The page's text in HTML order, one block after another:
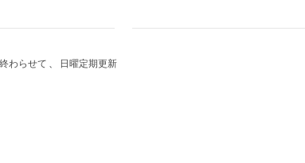
わらせて 、 日曜定期更新